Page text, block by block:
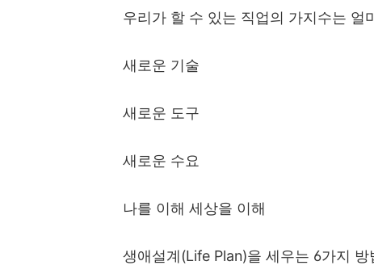
우리가 할 수 있는 직업의 가지수는 얼
새로운 기술
새로운 도구
새로운 수요
나를 이해 세상을 이해
생애설계(Life Plan)을 세우는 6가지 방